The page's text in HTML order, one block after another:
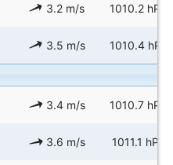
3.2 m/s 1010.2 hPa
3.5 m/s 1010.4 hPa
3.4 m/s 1010.7 hPa
3.6 m/s 1011.1 hPa